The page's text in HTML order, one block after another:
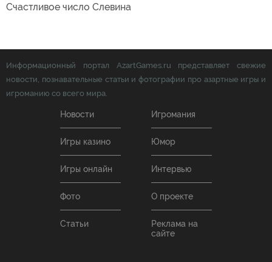
Счастливое число Слевина
Информационный портал AzartGames.ru представляет свежие
новости, познавательные статьи и фотографии про азартные игры и
игроманию со всего мира.
Новости Игромания
Игры казино Юмор
Игры онлайн Интервью
Фото О проекте
Статьи
Реклама на
сайте